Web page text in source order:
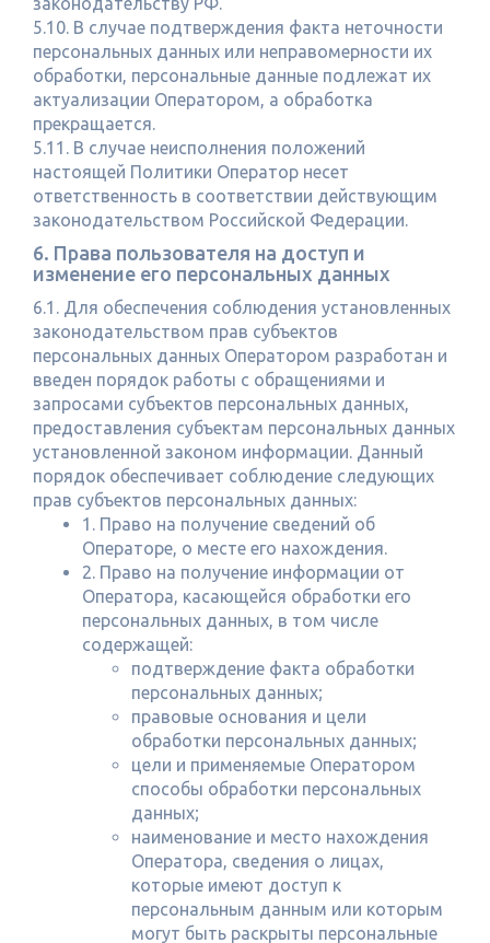
5.10. В случае подтверждения факта неточности
персональных данных или неправомерности их
обработки, персональные данные подлежат их
актуализации Оператором, а обработка
прекращается.
5.11. В случае неисполнения положений
настоящей Политики Оператор несет
ответственность в соответствии действующим
законодательством Российской Федерации.
6. Права пользователя на доступ и
изменение его персональных данных
6.1. Для обеспечения соблюдения установленных
законодательством прав субъектов
персональных данных Оператором разработан и
введен порядок работы с обращениями и
запросами субъектов персональных данных,
предоставления субъектам персональных данных
установленной законом информации. Данный
порядок обеспечивает соблюдение следующих
прав субъектов персональных данных:
1. Право на получение сведений об
Операторе, о месте его нахождения.
2. Право на получение информации от
Оператора, касающейся обработки его
персональных данных, в том числе
содержащей:
подтверждение факта обработки
персональных данных;
правовые основания и цели
обработки персональных данных;
цели и применяемые Оператором
способы обработки персональных
данных;
наименование и место нахождения
Оператора, сведения о лицах,
которые имеют доступ к
персональным данным или которым
могут быть раскрыты персональные